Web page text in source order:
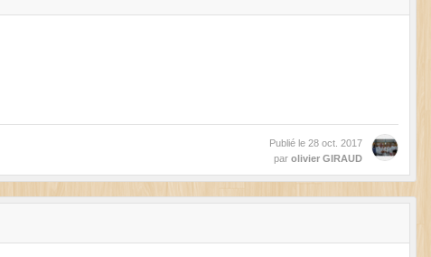
Publié le 28 oct. 2017
par olivier GIRAUD